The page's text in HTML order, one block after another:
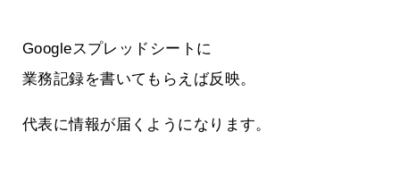
Googleスプレッドシートに
業務記録を書いてもらえば反映。
代表に情報が届くようになります。